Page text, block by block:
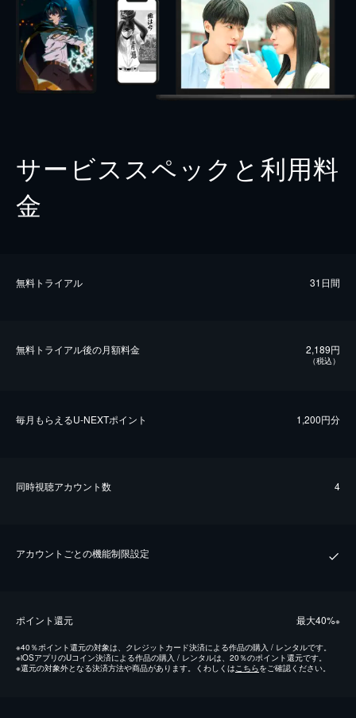
サービススペックと利用料
金
無料トライアル 31日間
無料トライアル後の⽉額料金 2,189円
（税込）
毎⽉もらえるU-NEXTポイント 1,200円分
同時視聴アカウント数 4
アカウントごとの機能制限設定
ポイント還元 最⼤40%※
※40％ポイント還元の対象は、クレジットカード決済による作品の購入 / レンタルです。
※iOSアプリのUコイン決済による作品の購入 / レンタルは、20％のポイント還元です。
※還元の対象外となる決済方法や商品があります。くわしくはこちらをご確認ください。